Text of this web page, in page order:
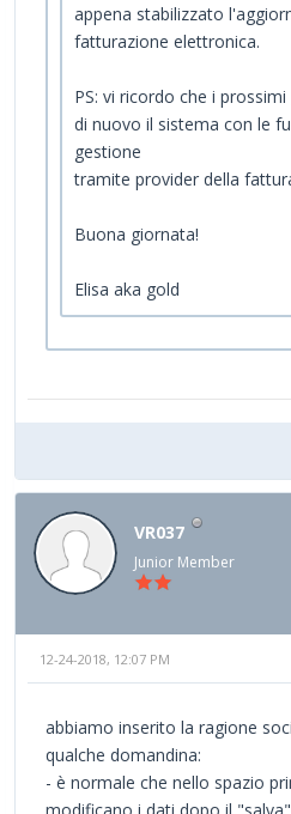
appena stabilizzato
fatturazione elettronica.
PS: vi ricordo che i
di nuovo il sistema con le
gestione
tramite provider della
Buona giornata!
Elisa aka gold
VR037
Junior Member
12-24-2018, 12:07 PM
abbiamo inserito la ragione
qualche domandina:
- è normale che nello spazio